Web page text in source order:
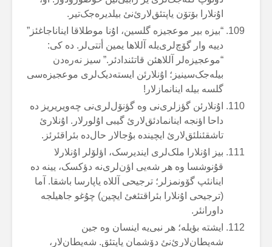
اۇنلارا بۆتۆن یاپتئق‌لارئ‌نئ بیلدیرەجک‌تیر.
“بیزە بیر موعجیزە گلسین، اۇنا موطلاقا ایناناجاغئز”
دییە وار گۆچ‌لری‌یلە آللاها یمین أتتی‌لر. دە کی:
“موعجیزەلر آللاهئن قاتئندادئر.” سیز نەرەدن
بیلەجک‌سینیز؛ اۇنلارئن ایستەدیک‌لری موعجیزەسی
گلسە بیلە اینانمازلار!
اۇنلارئن گؤزلری‌نی وە گؤنۆل‌لری‌نی چەویریریز دە
داحا اؤنجە اینانمادئق‌لارئ گیبی اۇلورلار. اۇنلارئ
تاشقئنلئق‌لارئ ایچیندە بۇجالار حال‌دە بئراقئرئز.
بیز اۇنلارا ملک‌لری ایندیرسک، اؤلۆلر اۇنلارلا
قۇنوشسا وە هر شەیی اؤن‌لری‌نە دؤکسک، یینە دە
اینانئپ گۆونمزلر؛ ترجیحی آللاە یاپارسا باشقا. آما
(ترجیحی اۇنلارا بئراقتئغئ ایچین) چۇغو جاهیلجە
داورانئر.
ایشتە بؤیلە؛ هر نبی‌یە اینسان وە جین
شەیطان‌لارئ‌نئ دۆشمان یاپتئق. شەیطان‌لار،